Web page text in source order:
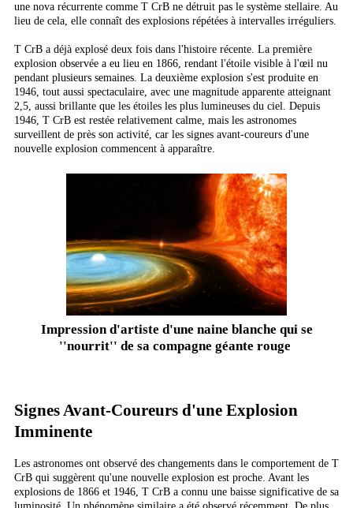
une nova récurrente comme T CrB ne détruit pas le système stellaire. Au
lieu de cela, elle connaît des explosions répétées à intervalles irréguliers.
T CrB a déjà explosé deux fois dans l'histoire récente. La première
explosion observée a eu lieu en 1866, rendant l'étoile visible à l'œil nu
pendant plusieurs semaines. La deuxième explosion s'est produite en
1946, tout aussi spectaculaire, avec une magnitude apparente atteignant
2,5, aussi brillante que les étoiles les plus lumineuses du ciel. Depuis
1946, T CrB est restée relativement calme, mais les astronomes
surveillent de près son activité, car les signes avant-coureurs d'une
nouvelle explosion commencent à apparaître.
Impression d'artiste d'une naine blanche qui se
''nourrit'' de sa compagne géante rouge
Signes Avant-Coureurs d'une Explosion
Imminente
Les astronomes ont observé des changements dans le comportement de T
CrB qui suggèrent qu'une nouvelle explosion est proche. Avant les
explosions de 1866 et 1946, T CrB a connu une baisse significative de sa